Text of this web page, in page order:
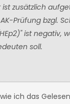
zusätzlich
Prüfung bzgl.
ist negativ,
soll.
ich das